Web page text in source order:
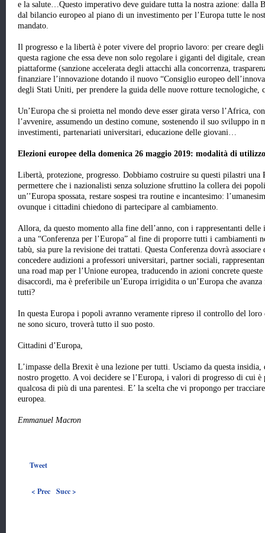
e la salute…Questo imperativo deve guidare tutta la nostra azione: dalla
dal bilancio europeo al piano di un investimento per l’Europa tutte le
mandato.
Il progresso e la libertà è poter vivere del proprio lavoro: per creare
questa ragione che essa deve non solo regolare i giganti del digitale,
piattaforme (sanzione accelerata degli attacchi alla concorrenza,
finanziare l’innovazione dotando il nuovo “Consiglio europeo
degli Stati Uniti, per prendere la guida delle nuove rotture tecnologiche,
Un’Europa che si proietta nel mondo deve esser girata verso l’Africa,
l’avvenire, assumendo un destino comune, sostenendo il suo sviluppo in
investimenti, partenariati universitari, educazione delle giovani…
Elezioni europee della domenica 26 maggio 2019: modalità di utilizzo
Libertà, protezione, progresso. Dobbiamo costruire su questi pilastri una
permettere che i nazionalisti senza soluzione sfruttino la collera dei
un’’Europa spossata, restare sospesi tra routine e incantesimo:
ovunque i cittadini chiedono di partecipare al cambiamento.
Allora, da questo momento alla fine dell’anno, con i rappresentanti
a una “Conferenza per l’Europa” al fine di proporre tutti i cambiamenti
tabù, sia pure la revisione dei trattati. Questa Conferenza dovrà
concedere audizioni a professori universitari, partner sociali,
una road map per l’Unione europea, traducendo in azioni concrete
disaccordi, ma è preferibile un’Europa irrigidita o un’Europa che
tutti?
In questa Europa i popoli avranno veramente ripreso il controllo del
ne sono sicuro, troverà tutto il suo posto.
Cittadini d’Europa,
L’impasse della Brexit è una lezione per tutti. Usciamo da questa
nostro progetto. A voi decidere se l’Europa, i valori di progresso di cui è
qualcosa di più di una parentesi. E’ la scelta che vi propongo per
europea.
Emmanuel Macron
Tweet
< Prec Succ >